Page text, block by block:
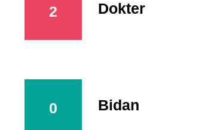
2 Dokter
0 Bidan